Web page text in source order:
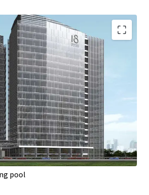
CBD area
Jakarta Outer Ring Road TOLL, to
(Soekarno-Hatta International
Jakarta (Halim Perdanakusuma
area
area
pool